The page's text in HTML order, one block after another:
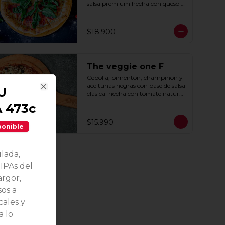
salsa premium hecha con queso
$18.900
The veggie one F
Cebolla, pimenton, champiñon y
aceitunas negras con base de salsa
clasica  hecha con tomate natural,
$15.990
473c
del
a
y
lo
Close